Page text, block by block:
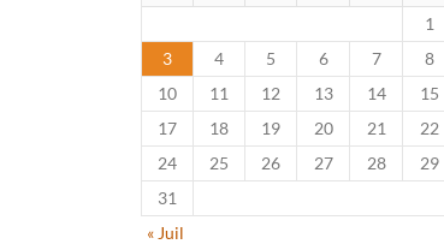
1
3
4 5 6 7 8
10
11 12 13 14 15
17
18 19 20 21 22
24
25 26 27 28 29
31
« Juil